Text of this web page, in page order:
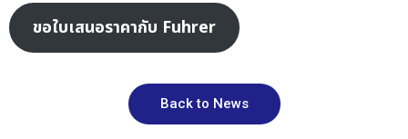
ขอใบเสนอราคากับ Fuhrer
Back to News